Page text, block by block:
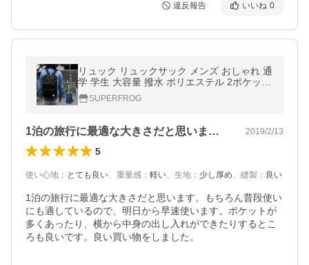
違反報告 いいね 0
リュック リュックサック メンズ おしゃれ 通
学 学生 大容量 撥水 ポリエステル 2ポケット
フラップ
SUPERFROG
1泊の旅行に最適な大きさだと思います。… 2019/2/13
5
使い心地 ： とても良い、 重量感 ： 軽い、 生地 ： 少し厚め、 縫製 ： 良い
1泊の旅行に最適な大きさだと思います。もちろん普段使い
にも適しているので、明日から早速使います。ポケットが
多くあったり、横から中身の出し入れができたりするとこ
ろも良いです。良い買い物をしました。